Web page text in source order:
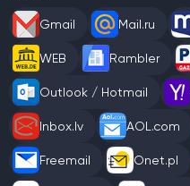
Gmail Mail.ru
WEB Rambler
Outlook / Hotmail
Inbox.lv AOL.com
Freemail Onet.pl